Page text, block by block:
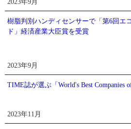
2023年9月
樹脂判別ハンディセンサーで「第6回エ
ド」経済産業大臣賞を受賞
2023年9月
TIME誌が選ぶ「World's Best Companies
2023年11月